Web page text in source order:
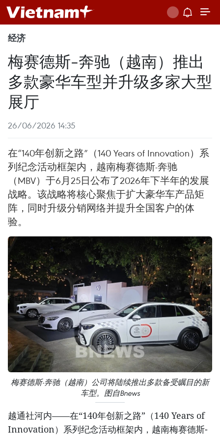
经济
梅赛德斯-奔驰（越南）推出
多款豪华车型并升级多家大型
展厅
26/06/2026 14:35
在“140年创新之路”（140 Years of Innovation）系
列纪念活动框架内，越南梅赛德斯-奔驰
（MBV）于6月25日公布了2026年下半年的发展
战略。该战略将核心聚焦于扩大豪华车产品矩
阵，同时升级分销网络并提升全国客户的体
验。
梅赛德斯-奔驰（越南）公司将陆续推出多款备受瞩目的新
车型。图自Bnews
越通社河内——在“140年创新之路”（140 Years of
Innovation）系列纪念活动框架内，越南梅赛德斯-